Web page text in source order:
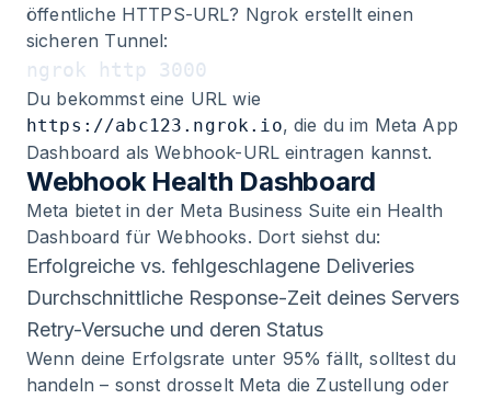
öffentliche HTTPS-URL? Ngrok erstellt einen
sicheren Tunnel:
Du bekommst eine URL wie
https://abc123.ngrok.io, die du im Meta App
Dashboard als Webhook-URL eintragen kannst.
Webhook Health Dashboard
Meta bietet in der Meta Business Suite ein Health
Dashboard für Webhooks. Dort siehst du:
Erfolgreiche vs. fehlgeschlagene Deliveries
Durchschnittliche Response-Zeit deines Servers
Retry-Versuche und deren Status
Wenn deine Erfolgsrate unter 95% fällt, solltest du
handeln – sonst drosselt Meta die Zustellung oder